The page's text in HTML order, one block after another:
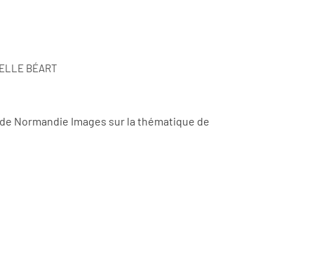
BÉART
Normandie Images sur la thématique de